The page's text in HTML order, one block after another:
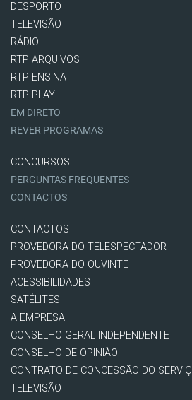
DESPORTO
TELEVISÃO
RÁDIO
RTP ARQUIVOS
RTP ENSINA
RTP PLAY
EM DIRETO
REVER PROGRAMAS
CONCURSOS
PERGUNTAS FREQUENTES
CONTACTOS
CONTACTOS
PROVEDORA DO TELESPECTADOR
PROVEDORA DO OUVINTE
ACESSIBILIDADES
SATÉLITES
A EMPRESA
CONSELHO GERAL INDEPENDENTE
CONSELHO DE OPINIÃO
CONTRATO DE CONCESSÃO DO
TELEVISÃO